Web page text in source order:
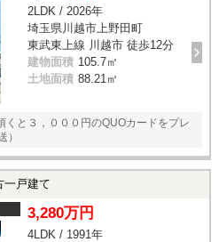
2LDK / 2026年
埼玉県川越市上野田町
東武東上線 川越市 徒歩12分
建物面積 105.7㎡
土地面積 88.21㎡
くと３，０００円のQUOカードをプレ
）
一戸建て
3,280万円
4LDK / 1991年